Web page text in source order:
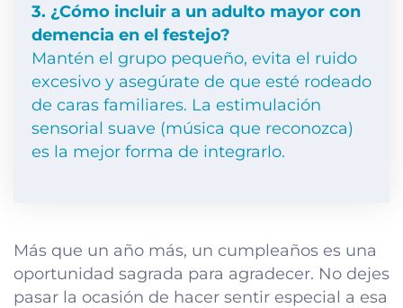
3. ¿Cómo incluir a un adulto mayor con
demencia en el festejo?
Mantén el grupo pequeño, evita el ruido
excesivo y asegúrate de que esté rodeado
de caras familiares. La estimulación
sensorial suave (música que reconozca)
es la mejor forma de integrarlo.
Más que un año más, un cumpleaños es una
oportunidad sagrada para agradecer. No dejes
pasar la ocasión de hacer sentir especial a esa